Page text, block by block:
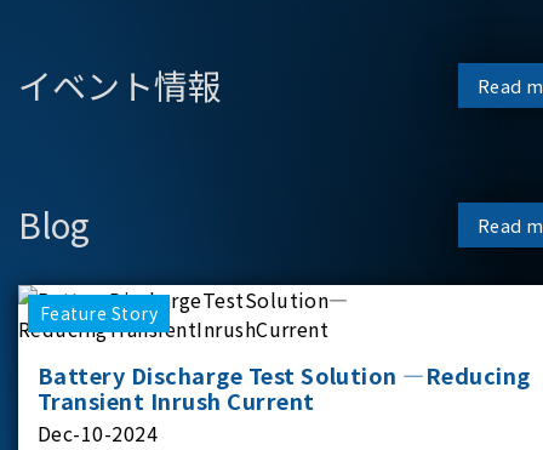
イベント情報 Read
Blog Read
Feature Story
Battery Discharge Test Solution —Reducing
Transient Inrush Current
Dec-10-2024